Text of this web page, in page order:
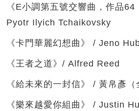
《E小調第五號交響曲，作品
Pyotr Ilyich Tchaikovsky
《卡門華麗幻想曲》 / Jeno
《王者之道》/ Alfred Reed
《給未來的一封信》 / 黃帛彥（
《樂來越愛你組曲》 / Justin